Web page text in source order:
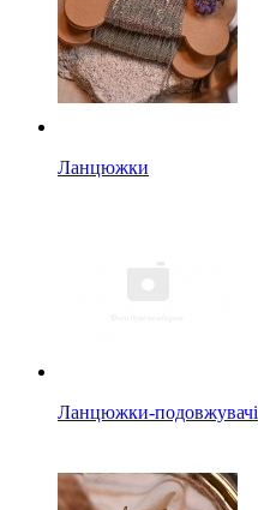
Ланцюжки
Ланцюжки-подовжувачі